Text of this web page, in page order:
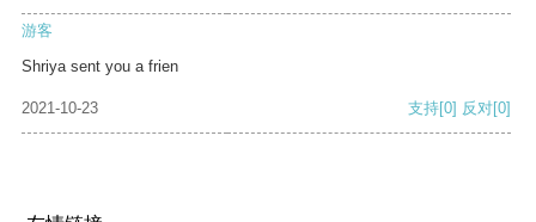
游客
Shriya sent you a frien
2021-10-23 支持[0] 反对[0]